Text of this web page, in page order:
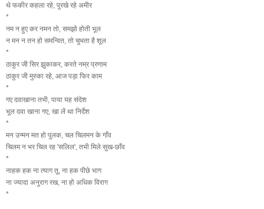
थे फकीर कहला रहे, पुरखे रहे अमीर
*
नम न हुए कर नमन तो, समझो होती भूल
न मन न तन हो समन्वित, तो चुभता है शूल
*
ठाकुर जी सिर झुकाकर, करते नम्र प्रणाम
ठाकुर जी मुस्का रहे, आज पड़ा फिर काम
*
गए दवाखाना तभी, पाया यह संदेश
भूल दवा खाना गए, खा लें था निर्देश
*
मन उन्मन मत हो पुलक, चल चिलमन के गाँव
चिलम न भर चिल रह 'सलिल', तभी मिले सुख-छाँव
*
नाहक हक ना त्याग तू, ना हक पीछे भाग
ना ज्यादा अनुराग रख, ना हो अधिक विराग
*